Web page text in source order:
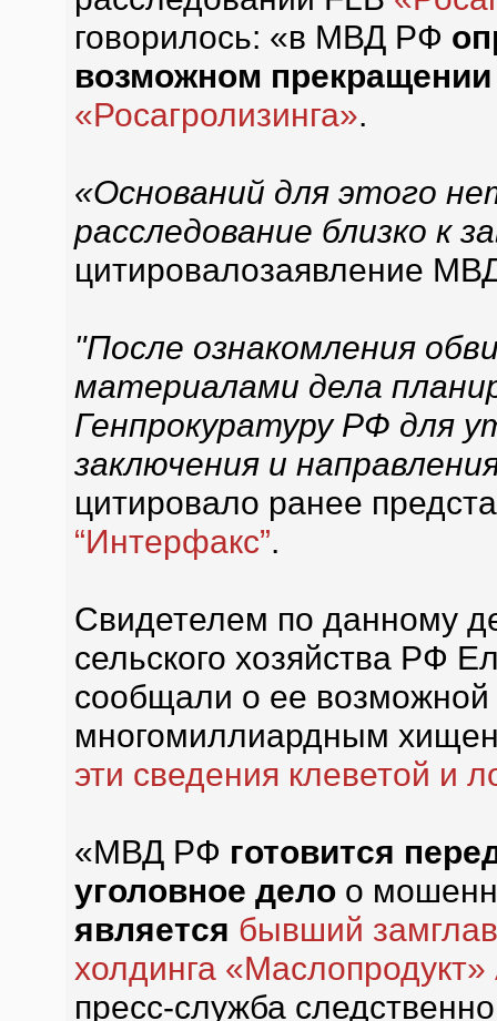
говорилось: «в МВД РФ
возможном прекращении
«Росагролизинга».
«Оснований для этого
расследование близко к
цитировалозаявление
"После ознакомления
материалами дела
Генпрокуратуру РФ для
заключения и
цитировало ранее
“Интерфакс”.
Свидетелем по данному
сельского хозяйства РФ
сообщали о ее возможной
многомиллиардным
эти сведения клеветой и
«МВД РФ готовится
уголовное делоо
является бывший
холдинга
пресс-служба